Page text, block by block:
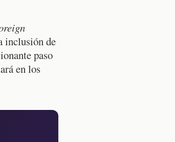
inclusión de
paso
en los